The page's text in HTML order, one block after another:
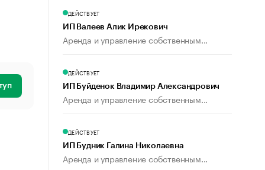
ДЕЙСТВУЕТ
ИП Валеев Алик Ирекович
Аренда и управление собственным...
ДЕЙСТВУЕТ
ИП Буйденок Владимир Александрович
Аренда и управление собственным...
ДЕЙСТВУЕТ
ИП Будник Галина Николаевна
Аренда и управление собственным...